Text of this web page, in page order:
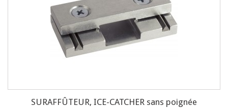
SURAFFÛTEUR, ICE-CATCHER sans poignée